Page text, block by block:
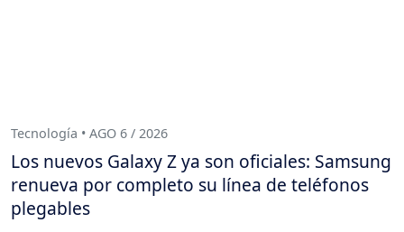
Tecnología • AGO 6 / 2026
Los nuevos Galaxy Z ya son oficiales: Samsung
renueva por completo su línea de teléfonos
plegables